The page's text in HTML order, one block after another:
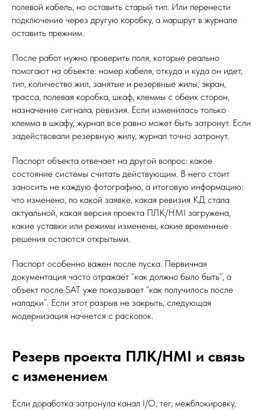
полевой кабель, но оставить старый тип. Или перенести
подключение через другую коробку, а маршрут в журнале
оставить прежним.
После работ нужно проверить поля, которые реально
помогают на объекте: номер кабеля, откуда и куда он идет,
тип, количество жил, занятые и резервные жилы, экран,
трасса, полевая коробка, шкаф, клеммы с обеих сторон,
назначение сигнала, ревизия. Если изменилась только
клемма в шкафу, журнал все равно может быть затронут. Если
задействовали резервную жилу, журнал точно затронут.
Паспорт объекта отвечает на другой вопрос: какое
состояние системы считать действующим. В него стоит
заносить не каждую фотографию, а итоговую информацию:
что изменено, по какой заявке, какая ревизия КД стала
актуальной, какая версия проекта ПЛК/HMI загружена,
какие уставки или режимы изменены, какие временные
решения остаются открытыми.
Паспорт особенно важен после пуска. Первичная
документация часто отражает “как должно было быть”, а
объект после SAT уже показывает “как получилось после
наладки”. Если этот разрыв не закрыть, следующая
модернизация начнется с раскопок.
Резерв проекта ПЛК/HMI и связь
с изменением
Если доработка затронула канал I/O, тег, межблокировку,